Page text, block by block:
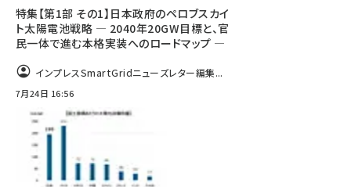
特集【第1部 その1】日本政府のペロブスカイ
ト太陽電池戦略 ― 2040年20GW目標と、官
民一体で進む本格実装へのロードマップ ―
インプレスSmartGridニューズレター編集...
7月24日 16:56